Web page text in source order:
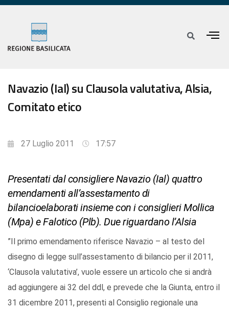
Navazio (Ial) su Clausola valutativa, Alsia,
Comitato etico
27 Luglio 2011 17:57
Presentati dal consigliere Navazio (Ial) quattro
emendamenti all’assestamento di
bilancioelaborati insieme con i consiglieri Mollica
(Mpa) e Falotico (Plb). Due riguardano l’Alsia
”Il primo emendamento riferisce Navazio – al testo del
disegno di legge sull’assestamento di bilancio per il 2011,
‘Clausola valutativa’, vuole essere un articolo che si andrà
ad aggiungere ai 32 del ddl, e prevede che la Giunta, entro il
31 dicembre 2011, presenti al Consiglio regionale una